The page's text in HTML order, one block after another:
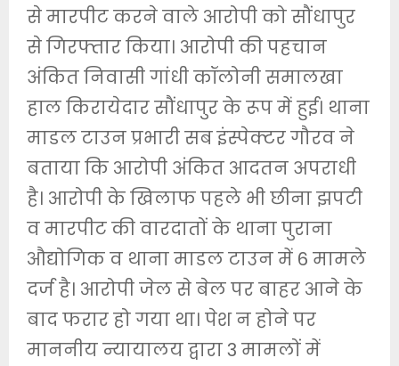
से मारपीट करने वाले आरोपी को सौंधापुर
से गिरफ्तार किया। आरोपी की पहचान
अंकित निवासी गांधी कॉलोनी समालखा
हाल किरायेदार सौंधापुर के रूप में हुई। थाना
माडल टाउन प्रभारी सब इंस्पेक्टर गौरव ने
बताया कि आरोपी अंकित आदतन अपराधी
है। आरोपी के खिलाफ पहले भी छीना झपटी
व मारपीट की वारदातों के थाना पुराना
औद्योगिक व थाना माडल टाउन में 6 मामले
दर्ज है। आरोपी जेल से बेल पर बाहर आने के
बाद फरार हो गया था। पेश न होने पर
माननीय न्यायालय द्वारा 3 मामलों में